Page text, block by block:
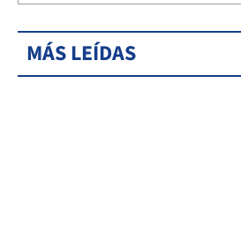
MÁS LEÍDAS